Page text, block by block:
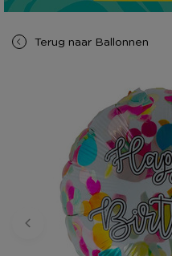
Terug naar Ballonnen